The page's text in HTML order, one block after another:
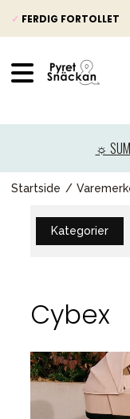
✓ FERDIG FORTOLLET
☼
Startside
Kategorier
Cybex